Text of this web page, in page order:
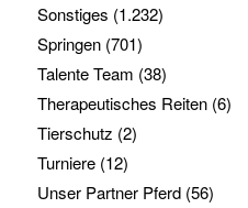
Sonstiges (1.232)
Springen(701)
Talente Team (38)
Therapeutisches Reiten(6)
Tierschutz (2)
Turniere(12)
Unser Partner Pferd(56)